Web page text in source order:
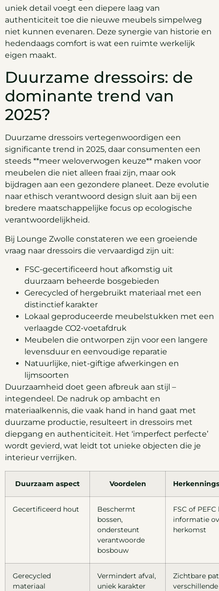
uniek detail voegt een diepere laag van
authenticiteit toe die nieuwe meubels simpelweg
niet kunnen evenaren. Deze synergie van historie en
hedendaags comfort is wat een ruimte werkelijk
eigen maakt.
Duurzame dressoirs: de
dominante trend van
2025?
Duurzame dressoirs vertegenwoordigen een
significante trend in 2025, daar consumenten een
steeds **meer weloverwogen keuze** maken voor
meubelen die niet alleen fraai zijn, maar ook
bijdragen aan een gezondere planeet. Deze evolutie
naar ethisch verantwoord design sluit aan bij een
bredere maatschappelijke focus op ecologische
verantwoordelijkheid.
Bij Lounge Zwolle constateren we een groeiende
vraag naar dressoirs die vervaardigd zijn uit:
FSC-gecertificeerd hout afkomstig uit
duurzaam beheerde bosgebieden
Gerecycled of hergebruikt materiaal met een
distinctief karakter
Lokaal geproduceerde meubelstukken met een
verlaagde CO2-voetafdruk
Meubelen die ontworpen zijn voor een langere
levensduur en eenvoudige reparatie
Natuurlijke, niet-giftige afwerkingen en
lijmsoorten
Duurzaamheid doet geen afbreuk aan stijl –
integendeel. De nadruk op ambacht en
materiaalkennis, die vaak hand in hand gaat met
duurzame productie, resulteert in dressoirs met
diepgang en authenticiteit. Het ‘imperfect perfecte’
wordt gevierd, wat leidt tot unieke objecten die je
interieur verrijken.
Duurzaam aspect Voordelen
Gecertificeerd hout
Beschermt
bossen,
ondersteunt
verantwoorde
bosbouw
FSC of PEFC
informatie
herkomst
Gerecycled
materiaal
Vermindert afval,
uniek karakter
Zichtbare
verschillende